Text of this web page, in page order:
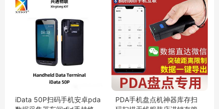
iData 50P扫码手机安卓pda
PDA手机盘点机神器库存扫